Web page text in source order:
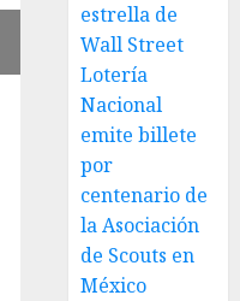
estrella de
Wall Street
Lotería
Nacional
emite billete
por
centenario de
la Asociación
de Scouts en
México